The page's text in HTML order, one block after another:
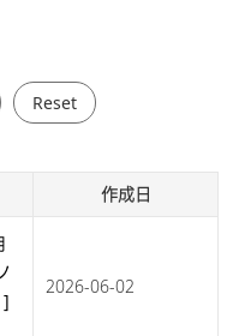
Reset
作成日
]
2026-06-02